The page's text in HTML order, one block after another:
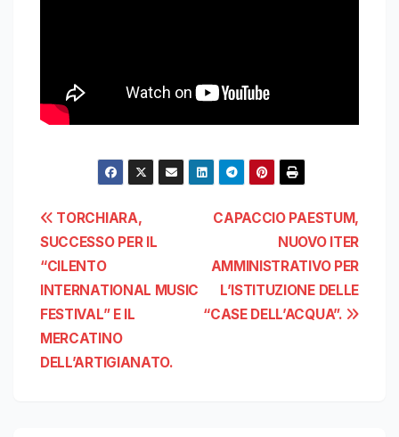
Navigazione
articoli
CAPACCIO PAESTUM,
NUOVO ITER
AMMINISTRATIVO PER
L’ISTITUZIONE DELLE
“CASE DELL’ACQUA”.
TORCHIARA,
SUCCESSO PER IL
“CILENTO
INTERNATIONAL MUSIC
FESTIVAL” E IL
MERCATINO
DELL’ARTIGIANATO.